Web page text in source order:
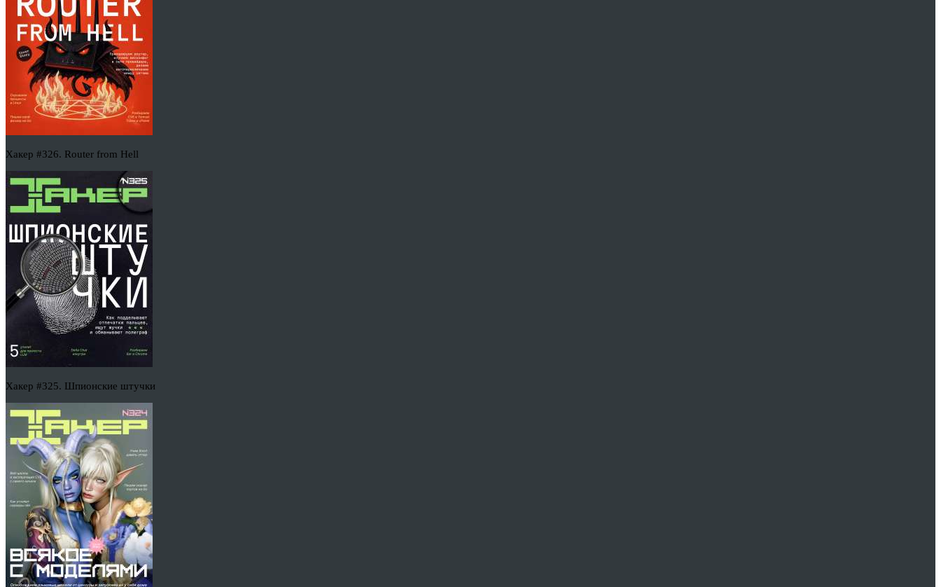
Хакер #326. Router from Hell
Хакер #325. Шпионские штучки